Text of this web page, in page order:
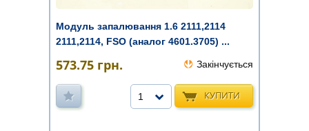
Модуль запалювання 1.6 2111,2114
2111,2114, FSO (аналог 4601.3705) ...
573.75 грн. Закінчується
КУПИТИ
1